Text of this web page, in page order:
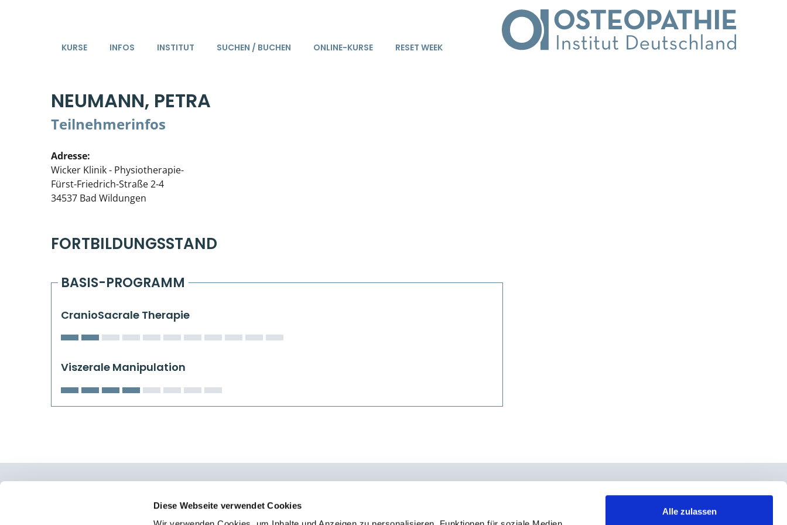
Diese Webseite verwendet Cookies
Alle zulassen
KURSE INFOS INSTITUT SUCHEN / BUCHEN ONLINE-KURSE RESET WEEK
NEUMANN, PETRA
Teilnehmerinfos
Adresse:
Wicker Klinik - Physiotherapie-
Fürst-Friedrich-Straße 2-4
34537 Bad Wildungen
FORTBILDUNGSSTAND
BASIS-PROGRAMM
CranioSacrale Therapie
Viszerale Manipulation